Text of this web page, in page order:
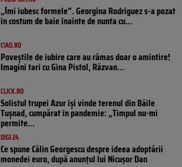
„Îmi iubesc formele”. Georgina Rodriguez s-a pozat
în costum de baie înainte de nunta cu...
CIAO.RO
Poveştile de iubire care au rămas doar o amintire!
Imagini tari cu Gina Pistol, Răzvan...
CLICK.RO
Solistul trupei Azur își vinde terenul din Băile
Tușnad, cumpărat în pandemie: „Timpul nu-mi
permite...
DIGI 24
Ce spune Călin Georgescu despre ideea adoptării
monedei euro, după anunțul lui Nicușor Dan